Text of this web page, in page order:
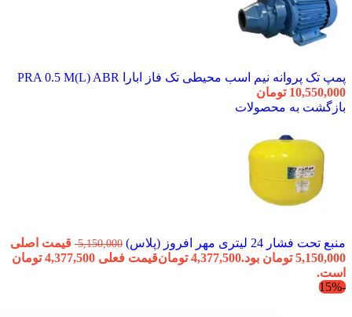
پمپ تک پروانه نیم اسب محیطی تک فاز ابارا PRA 0.5 M(L) ABR
10,550,000 تومان
بازگشت به محصولات
منبع تحت فشار 24 لیتری مهر افروز (پلاس) 5,150,000 قیمت اصلی
5,150,000 تومان بود.
4,377,500 تومان
قیمت فعلی 4,377,500 تومان
است.
-15%